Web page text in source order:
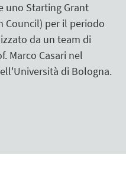
uno Starting Grant
Council) per il periodo
da un team di
Marco Casari nel
di Bologna.